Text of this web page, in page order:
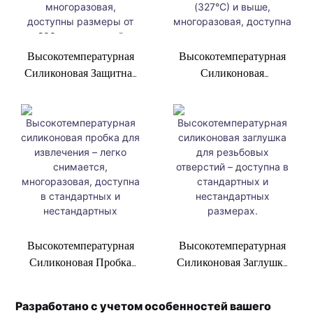
Высокотемпературная
Силиконовая Защитная
Температуру До 600°F
(327°C) И Выше,
Многоразовая,
Доступны Размеры От
200+, Внутренний
Диаметр 1-60 Мм.
Высокотемпературная
Силиконовая
Температуру До 600°F
И Выше, Многоразовая,
Доступна В
Стандартном Размере
200+, Внутренний
Диаметр 1-100 Мм.
Высокотемпературная
Силиконовая Пробка
Высокотемпературная
Силиконовая Заглушка
Разработано с учетом особенностей вашего